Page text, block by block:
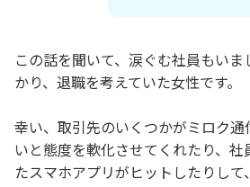
この話を聞いて、涙ぐむ社員もい
かり、退職を考えていた女性です。
幸い、取引先のいくつかがミロク
いと態度を軟化させてくれたり、
たスマホアプリがヒットしたりし